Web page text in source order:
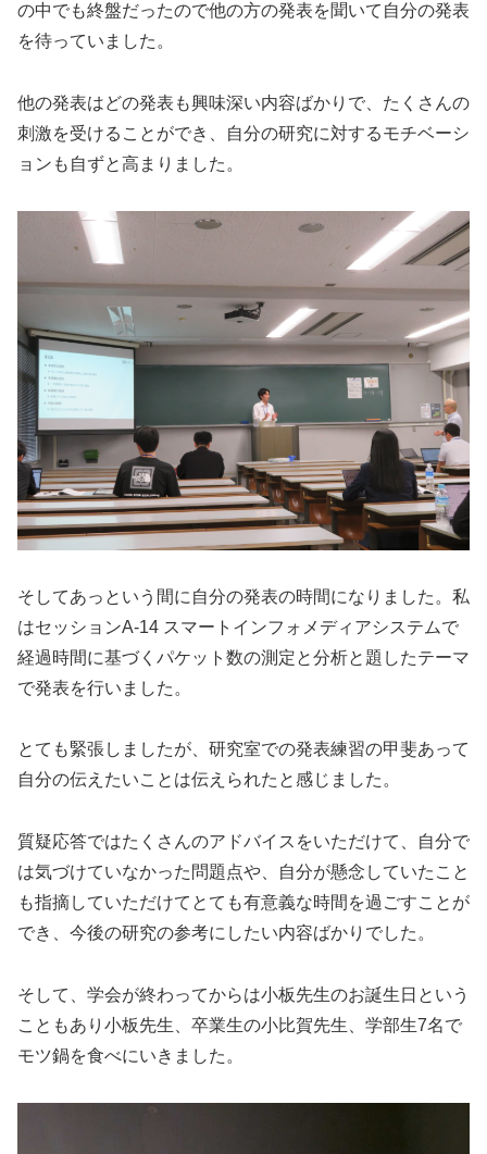
の中でも終盤だったので他の方の発表を聞いて自分の発表
を待っていました。
他の発表はどの発表も興味深い内容ばかりで、たくさんの
刺激を受けることができ、自分の研究に対するモチベーシ
ョンも自ずと高まりました。
そしてあっという間に自分の発表の時間になりました。私
はセッションA-14 スマートインフォメディアシステムで
経過時間に基づくパケット数の測定と分析と題したテーマ
で発表を行いました。
とても緊張しましたが、研究室での発表練習の甲斐あって
自分の伝えたいことは伝えられたと感じました。
質疑応答ではたくさんのアドバイスをいただけて、自分で
は気づけていなかった問題点や、自分が懸念していたこと
も指摘していただけてとても有意義な時間を過ごすことが
でき、今後の研究の参考にしたい内容ばかりでした。
そして、学会が終わってからは小板先生のお誕生日という
こともあり小板先生、卒業生の小比賀先生、学部生7名で
モツ鍋を食べにいきました。